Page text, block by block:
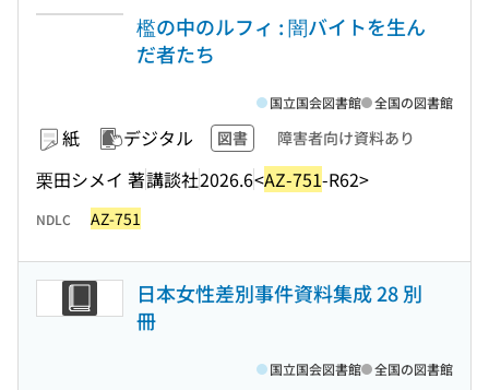
檻の中のルフィ : 闇バイトを生ん
だ者たち
紙 デジタル 図書 障害者向け資料あり
栗田シメイ 著講談社2026.6<AZ-751-R62>
国立国会図書館 全国の図書館
NDLC AZ-751
日本女性差別事件資料集成 28 別
冊
国立国会図書館 全国の図書館